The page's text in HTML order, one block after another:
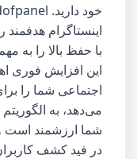
اینستاگرام هدفمند
با حفظ بالا را به
این افزایش فوری
اجتماعی شما را
می‌دهد، به
شما ارزشمند است
در فید کشف